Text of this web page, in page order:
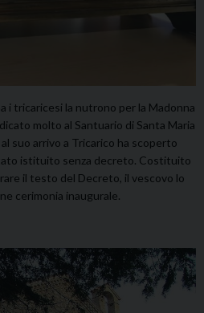
i tricaricesi la nutrono per la Madonna
molto al Santuario di Santa Maria
suo arrivo a Tricarico ha scoperto
istituito senza decreto. Costituito
il testo del Decreto, il vescovo lo
cerimonia inaugurale.